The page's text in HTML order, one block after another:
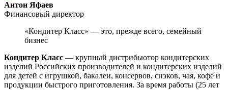
Антон Яфаев
Финансовый директор
«Кондитер Класс» — это, прежде всего, семейный
бизнес
Кондитер Класс — крупный дистрибьютор кондитерских
изделий Российских производителей и кондитерских изделий
для детей с игрушкой, бакалеи, консервов, снэков, чая, кофе и
продукции быстрого приготовления. За время работы (25 лет